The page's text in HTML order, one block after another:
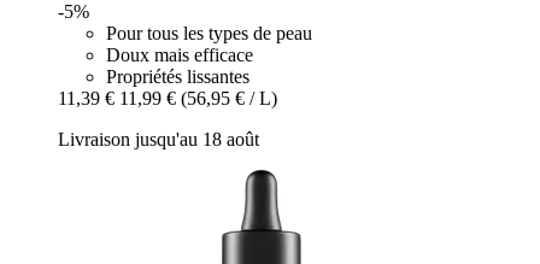
-5%
Pour tous les types de peau
Doux mais efficace
Propriétés lissantes
11,39 € 11,99 € (56,95 € / L)
Livraison jusqu'au 18 août